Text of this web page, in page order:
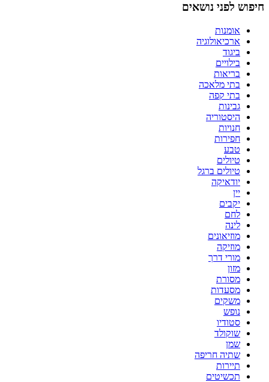
חיפוש לפני נושאים
אומנות
ארכיאולוגיה
ביגוד
בילויים
בריאות
בתי מלאכה
בתי קפה
גבינות
היסטוריה
חנויות
חפירות
טבע
טיולים
טיולים ברגל
יודאיקה
יין
יקבים
לחם
לינה
מוזיאונים
מוזיקה
מורי דרך
מזון
מסורת
מסעדות
משקים
נופש
סטודיו
שוקולד
שמן
שתיה חריפה
תיירות
תכשיטים